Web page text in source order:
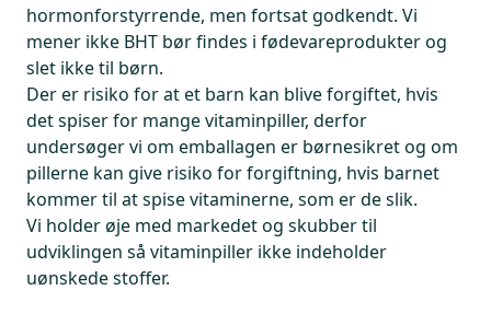
hormonforstyrrende, men fortsat godkendt. Vi
mener ikke BHT bør findes i fødevareprodukter og
slet ikke til børn.
Der er risiko for at et barn kan blive forgiftet, hvis
det spiser for mange vitaminpiller, derfor
undersøger vi om emballagen er børnesikret og om
pillerne kan give risiko for forgiftning, hvis barnet
kommer til at spise vitaminerne, som er de slik.
Vi holder øje med markedet og skubber til
udviklingen så vitaminpiller ikke indeholder
uønskede stoffer.